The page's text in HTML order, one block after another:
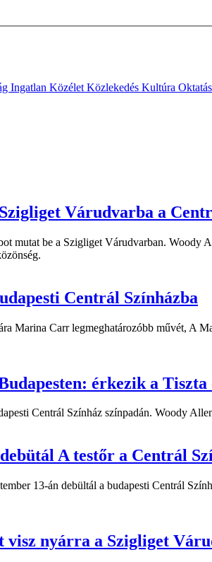
Ingatlan Közélet Közlekedés Kultúra Oktatás
Várudvarba a
mutat be a Szigliget Várudvarban.
Centrál Színházba
Marina Carr legmeghatározóbb művét, A
érkezik a
Centrál Színház színpadán. Woody
A testőr a Centrál
13-án debültál a budapesti Centrál
nyárra a Szigliget